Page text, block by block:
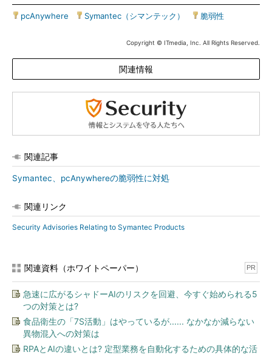
pcAnywhere Symantec（シマンテック） 脆弱性
Copyright © ITmedia, Inc. All Rights Reserved.
関連情報
関連記事
Symantec、pcAnywhereの脆弱性に対処
関連リンク
Security Advisories Relating to Symantec Products
関連資料（ホワイトペーパー） PR
急速に広がるシャドーAIのリスクを回避、今すぐ始められる5
つの対策とは?
食品衛生の「7S活動」はやっているが...... なかなか減らない
異物混入への対策は
RPAとAIの違いとは? 定型業務を自動化するための具体的な活